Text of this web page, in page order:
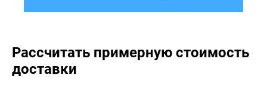
Рассчитать примерную стоимость
доставки